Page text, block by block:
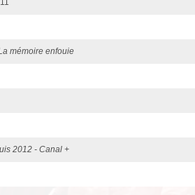
mémoire enfouie
2012 - Canal +